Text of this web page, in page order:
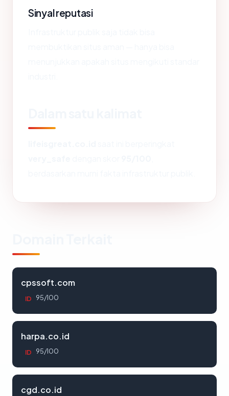
Sinyal reputasi
cpssoft.com
ID 95/100
harpa.co.id
ID 95/100
cgd.co.id